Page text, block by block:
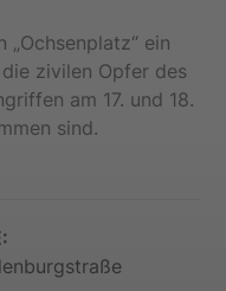
„Ochsenplatz“ ein
zivilen Opfer des
am 17. und 18.
sind.